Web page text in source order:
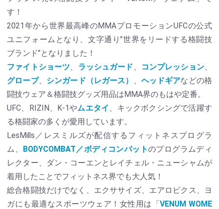
す！
2021年から世界最高峰のMMAプロモーションUFCの公式
ユニフォームとなり、文字通り”世界をリードする格闘技
ブランド”となりました！
ファイトショーツ
ラッシュガード コンプレッション、
グローブ、 シンガード（レガース） ヘッドギアなどの格
闘技ウェア＆格闘技グッズ用品はMMA界のもはや定番。
UFC、RIZIN、K-1やムエタイ
、キックボクシングで活躍す
る格闘家の多くが愛用しています。
LesMills／レスミルズが配信するフィットネスプログラ
ム、 BODYCOMBAT／ボディコンバットのプログラムディ
レクター、ダン・コーエンとレイチェル・ニューシャムが
着用したことでフィットネス界でも大人気！
総合格闘技だけでなく、エクササイズ、エアロビクス、ヨ
ガにも最適なスポーツウェア！女性用は「VENUM WOME